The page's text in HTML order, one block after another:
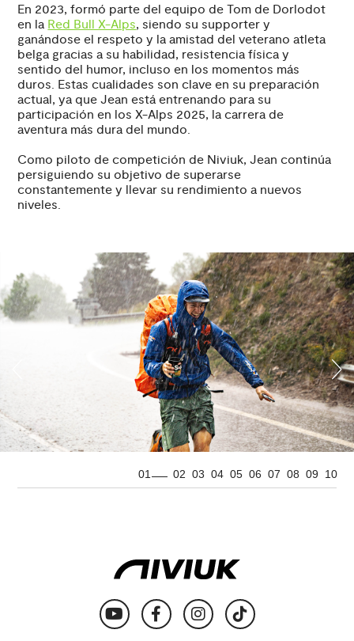
En 2023, formó parte del equipo de Tom de Dorlodot
en la Red Bull X-Alps, siendo su supporter y
ganándose el respeto y la amistad del veterano atleta
belga gracias a su habilidad, resistencia física y
sentido del humor, incluso en los momentos más
duros. Estas cualidades son clave en su preparación
actual, ya que Jean está entrenando para su
participación en los X-Alps 2025, la carrera de
aventura más dura del mundo.
Como piloto de competición de Niviuk, Jean continúa
persiguiendo su objetivo de superarse
constantemente y llevar su rendimiento a nuevos
niveles.
01 02 03 04 05 06 07 08 09 10